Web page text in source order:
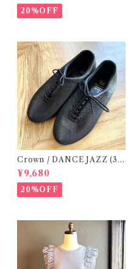
20%OFF
Crown / DANCE JAZZ (3:2
2cm / 6:24-24,5 ) Black
¥9,680
20%OFF